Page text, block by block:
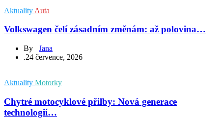
Aktuality Auta
Volkswagen čelí zásadním změnám: až polovina…
By Jana
.24 července, 2026
Aktuality Motorky
Chytré motocyklové přilby: Nová generace
technologií…